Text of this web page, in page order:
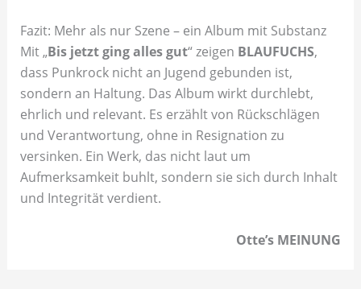
Fazit: Mehr als nur Szene – ein Album mit Substanz
Mit „Bis jetzt ging alles gut“ zeigen BLAUFUCHS,
dass Punkrock nicht an Jugend gebunden ist,
sondern an Haltung. Das Album wirkt durchlebt,
ehrlich und relevant. Es erzählt von Rückschlägen
und Verantwortung, ohne in Resignation zu
versinken. Ein Werk, das nicht laut um
Aufmerksamkeit buhlt, sondern sie sich durch Inhalt
und Integrität verdient.
Otte’s MEINUNG